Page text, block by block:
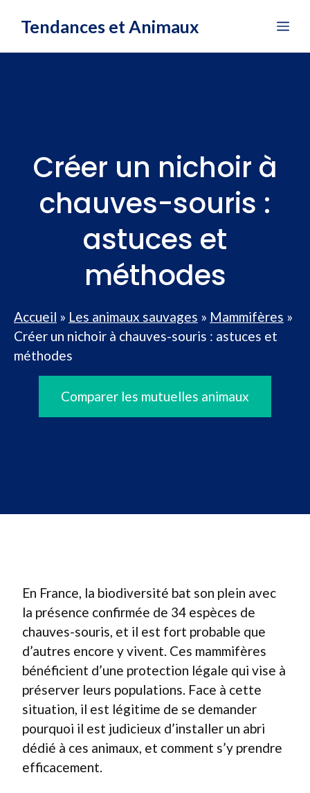
Tendances et Animaux
Créer un nichoir à
chauves-souris :
astuces et
méthodes
Accueil » Les animaux sauvages » Mammifères »
Créer un nichoir à chauves-souris : astuces et
méthodes
Comparer les mutuelles animaux
En France, la biodiversité bat son plein avec
la présence confirmée de 34 espèces de
chauves-souris, et il est fort probable que
d’autres encore y vivent. Ces mammifères
bénéficient d’une protection légale qui vise à
préserver leurs populations. Face à cette
situation, il est légitime de se demander
pourquoi il est judicieux d’installer un abri
dédié à ces animaux, et comment s’y prendre
efficacement.